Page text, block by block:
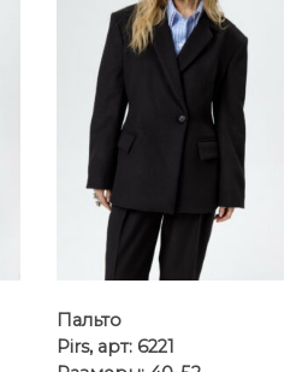
Пальто
Pirs, арт: 6221